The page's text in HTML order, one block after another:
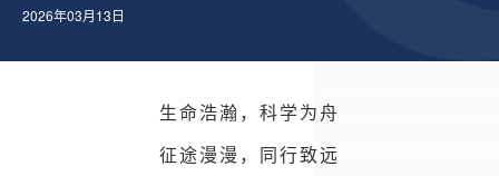
2026年03月13日
生命浩瀚，科学为舟
征途漫漫，同行致远